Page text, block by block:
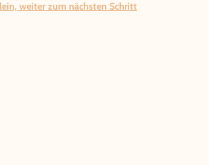
weiter zum nächsten Schritt